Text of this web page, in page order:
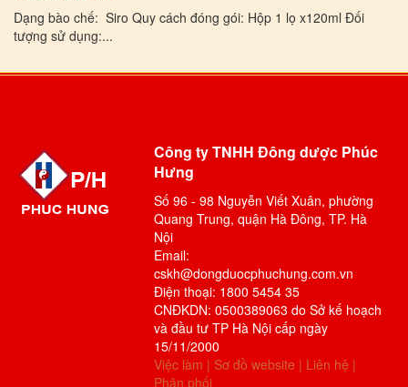
Dạng bào chế: Siro Quy cách đóng gói: Hộp 1 lọ x120ml Đối
tượng sử dụng:...
Công ty TNHH Đông dược Phúc
Hưng
Số 96 - 98 Nguyễn Viết Xuân, phường
Quang Trung, quận Hà Đông, TP. Hà
Nội
Email:
cskh@dongduocphuchung.com.vn
Điện thoại: 1800 5454 35
CNĐKDN: 0500389063 do Sở kế hoạch
và đầu tư TP Hà Nội cấp ngày
15/11/2000
Việc làm | Sơ đồ website | Liên hệ |
Phân phối